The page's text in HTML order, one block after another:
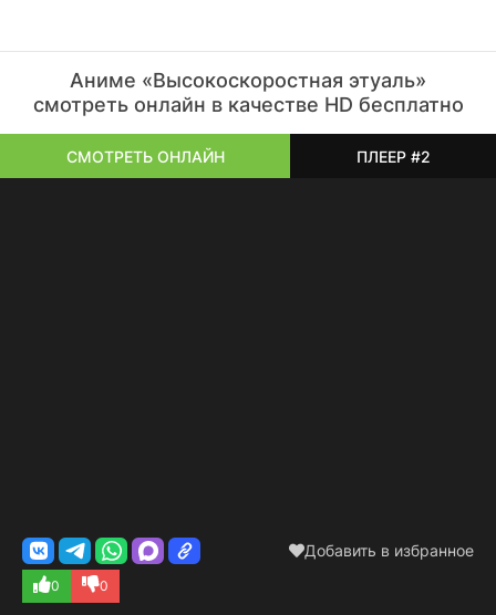
Аниме «Высокоскоростная этуаль»
смотреть онлайн в качестве HD бесплатно
СМОТРЕТЬ ОНЛАЙН ПЛЕЕР #2
Добавить в избранное
0 0